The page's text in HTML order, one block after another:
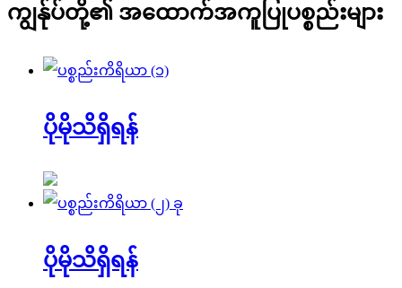
ကျွန်ုပ်တို့၏ အထောက်အကူပြုပစ္စည်းများ
ပိုမိုသိရှိရန်
ပိုမိုသိရှိရန်